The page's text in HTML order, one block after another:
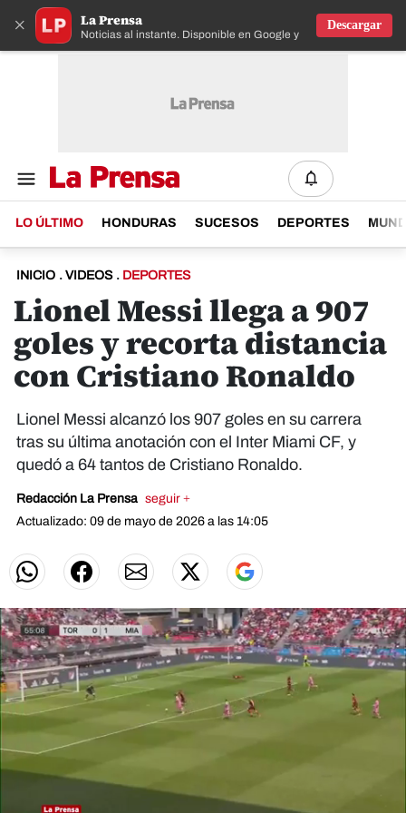
× La Prensa
Noticias al instante. Disponible en Google y IOS
Descargar
LO ÚLTIMO HONDURAS SUCESOS DEPORTES
INICIO . VIDEOS . DEPORTES
Lionel Messi llega a 907
goles y recorta distancia
con Cristiano Ronaldo
Lionel Messi alcanzó los 907 goles en su carrera
tras su última anotación con el Inter Miami CF, y
quedó a 64 tantos de Cristiano Ronaldo.
Redacción La Prensa seguir +
Actualizado: 09 de mayo de 2026 a las 14:05